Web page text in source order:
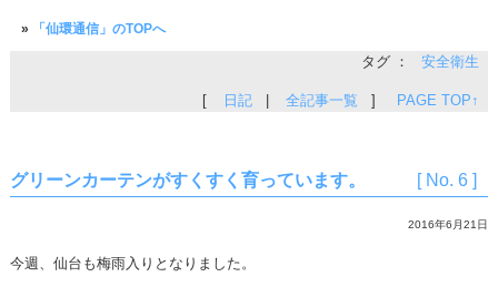
» 「仙環通信」のTOPへ
タグ ： 安全衛生
[ 日記 全記事一覧 ] PAGE TOP↑
グリーンカーテンがすくすく育っています。 [ No. 6 ]
2016年6月21日
今週、仙台も梅雨入りとなりました。